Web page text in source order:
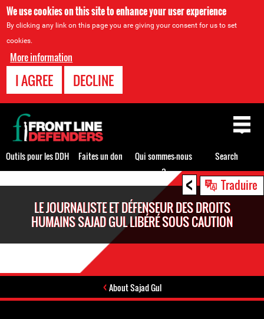
We use cookies on this site to enhance your user experience
By clicking any link on this page you are giving your consent for us to set
cookies.
More information
I AGREE DECLINE
< Traduire
LE JOURNALISTE ET DÉFENSEUR DES DROITS
HUMAINS SAJAD GUL LIBÉRÉ SOUS CAUTION
About Sajad Gul
Back
to
top
Outils pour les DDH Faites un don
Qui sommes-nous
?
Search